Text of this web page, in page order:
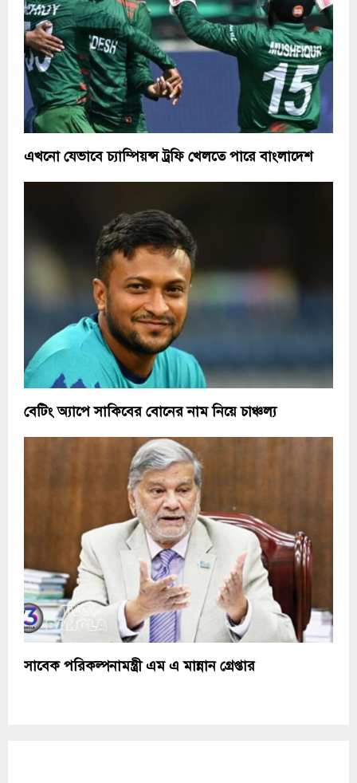
এখনো যেভাবে চ্যাম্পিয়ন্স ট্রফি খেলতে পারে বাংলাদেশ
বেটিং অ্যাপে সাকিবের বোনের নাম নিয়ে চাঞ্চল্য
সাবেক পরিকল্পনামন্ত্রী এম এ মান্নান গ্রেপ্তার